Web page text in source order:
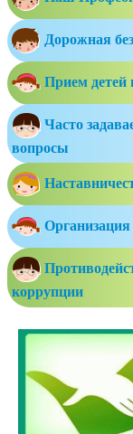
Дорожная
Прием
Часто
вопросы
коррупции